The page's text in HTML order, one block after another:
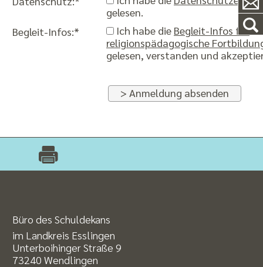
gelesen.
Begleit-Infos:*
Ich habe die Begleit-Infos für
religionspädagogische
gelesen, verstanden und
> Anmeldung absenden
Büro des Schuldekans
im Landkreis Esslingen
Unterboihinger Straße 9
73240 Wendlingen